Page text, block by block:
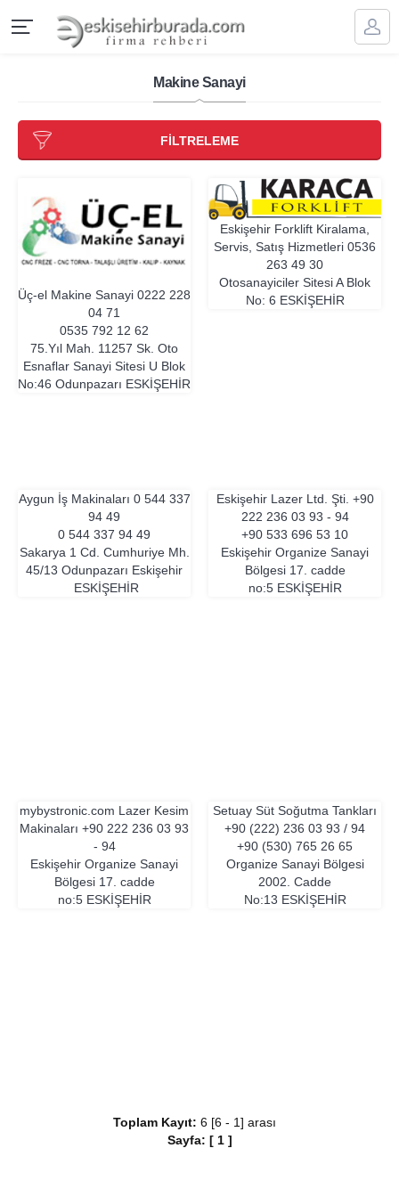
Makine Sanayi
FİLTRELEME
Üç-el Makine Sanayi 0222 228
04 71
0535 792 12 62
75.Yıl Mah. 11257 Sk. Oto
Esnaflar Sanayi Sitesi U Blok
No:46 Odunpazarı ESKIŞEHIR
Eskişehir Forklift Kiralama,
Servis, Satış Hizmetleri 0536
263 49 30
Otosanayiciler Sitesi A Blok
No: 6 ESKIŞEHIR
Aygun İş Makinaları 0 544 337
94 49
0 544 337 94 49
Sakarya 1 Cd. Cumhuriye Mh.
45/13 Odunpazarı Eskişehir
ESKIŞEHIR
Eskişehir Lazer Ltd. Şti. +90
222 236 03 93 - 94
+90 533 696 53 10
Eskişehir Organize Sanayi
Bölgesi 17. cadde
no:5 ESKIŞEHIR
mybystronic.com Lazer Kesim
Makinaları +90 222 236 03 93
- 94
Eskişehir Organize Sanayi
Bölgesi 17. cadde
no:5 ESKIŞEHIR
Setuay Süt Soğutma Tankları
+90 (222) 236 03 93 / 94
+90 (530) 765 26 65
Organize Sanayi Bölgesi
2002. Cadde
No:13 ESKIŞEHIR
Toplam Kayıt: 6 [6 - 1] arası
Sayfa: [ 1]